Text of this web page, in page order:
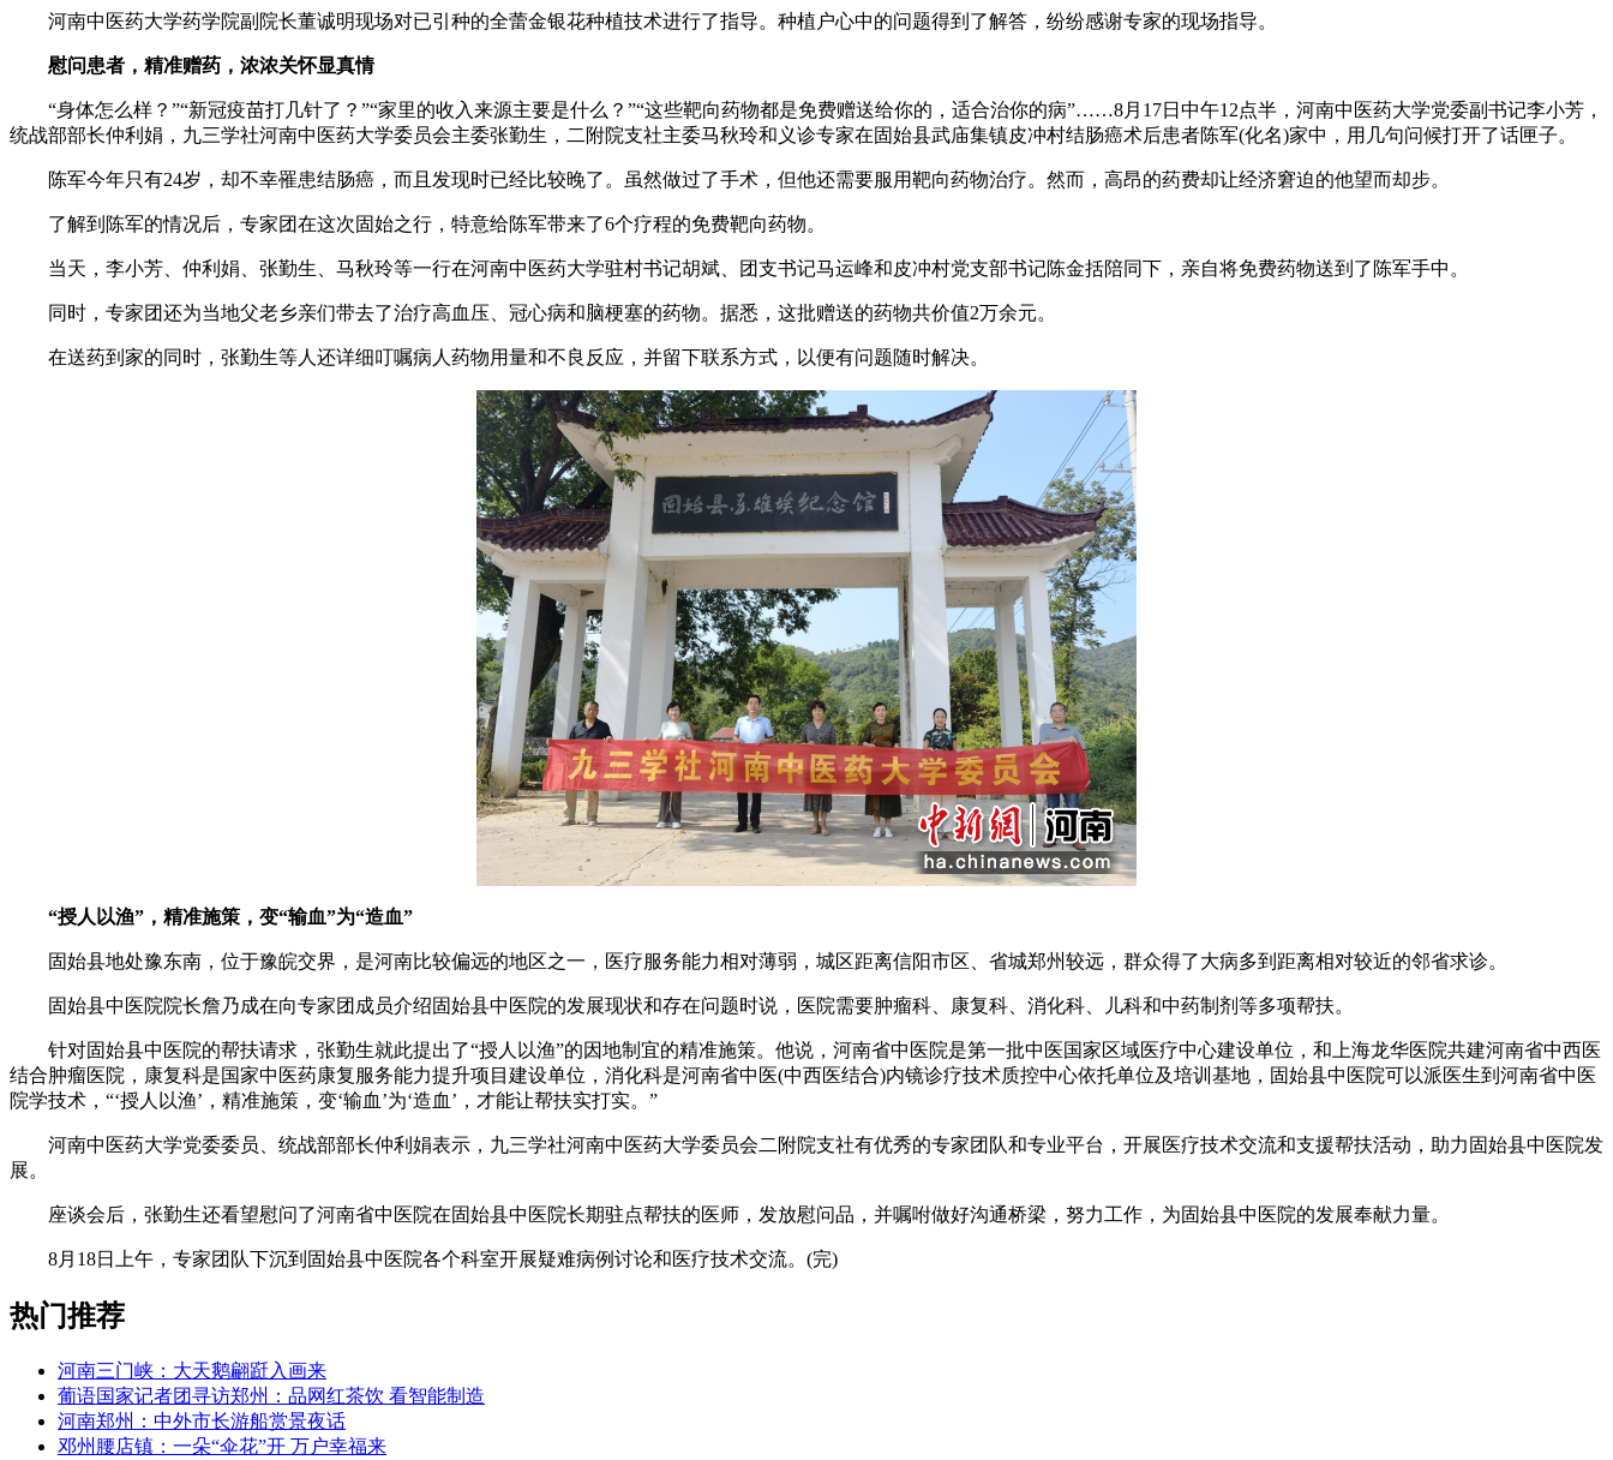
河南中医药大学药学院副院长董诚明现场对已引种的全蕾金银花种植技术进行了指导。种植户心中的问题得到了解答，纷纷感谢专家的现场指导。
慰问患者，精准赠药，浓浓关怀显真情
“身体怎么样？”“新冠疫苗打几针了？”“家里的收入来源主要是什么？”“这些靶向药物都是免费赠送给你的，适合治你的病”……8月17日中午12点半，河南中医药大学党委副书记李小芳，
统战部部长仲利娟，九三学社河南中医药大学委员会主委张勤生，二附院支社主委马秋玲和义诊专家在固始县武庙集镇皮冲村结肠癌术后患者陈军(化名)家中，用几句问候打开了话匣子。
陈军今年只有24岁，却不幸罹患结肠癌，而且发现时已经比较晚了。虽然做过了手术，但他还需要服用靶向药物治疗。然而，高昂的药费却让经济窘迫的他望而却步。
了解到陈军的情况后，专家团在这次固始之行，特意给陈军带来了6个疗程的免费靶向药物。
当天，李小芳、仲利娟、张勤生、马秋玲等一行在河南中医药大学驻村书记胡斌、团支书记马运峰和皮冲村党支部书记陈金括陪同下，亲自将免费药物送到了陈军手中。
同时，专家团还为当地父老乡亲们带去了治疗高血压、冠心病和脑梗塞的药物。据悉，这批赠送的药物共价值2万余元。
在送药到家的同时，张勤生等人还详细叮嘱病人药物用量和不良反应，并留下联系方式，以便有问题随时解决。
“授人以渔”，精准施策，变“输血”为“造血”
固始县地处豫东南，位于豫皖交界，是河南比较偏远的地区之一，医疗服务能力相对薄弱，城区距离信阳市区、省城郑州较远，群众得了大病多到距离相对较近的邻省求诊。
固始县中医院院长詹乃成在向专家团成员介绍固始县中医院的发展现状和存在问题时说，医院需要肿瘤科、康复科、消化科、儿科和中药制剂等多项帮扶。
针对固始县中医院的帮扶请求，张勤生就此提出了“授人以渔”的因地制宜的精准施策。他说，河南省中医院是第一批中医国家区域医疗中心建设单位，和上海龙华医院共建河南省中西医
结合肿瘤医院，康复科是国家中医药康复服务能力提升项目建设单位，消化科是河南省中医(中西医结合)内镜诊疗技术质控中心依托单位及培训基地，固始县中医院可以派医生到河南省中医
院学技术，“‘授人以渔’，精准施策，变‘输血’为‘造血’，才能让帮扶实打实。”
河南中医药大学党委委员、统战部部长仲利娟表示，九三学社河南中医药大学委员会二附院支社有优秀的专家团队和专业平台，开展医疗技术交流和支援帮扶活动，助力固始县中医院发
展。
座谈会后，张勤生还看望慰问了河南省中医院在固始县中医院长期驻点帮扶的医师，发放慰问品，并嘱咐做好沟通桥梁，努力工作，为固始县中医院的发展奉献力量。
8月18日上午，专家团队下沉到固始县中医院各个科室开展疑难病例讨论和医疗技术交流。(完)
热门推荐
河南三门峡：大天鹅翩跹入画来
葡语国家记者团寻访郑州：品网红茶饮 看智能制造
河南郑州：中外市长游船赏景夜话
邓州腰店镇：一朵“伞花”开 万户幸福来